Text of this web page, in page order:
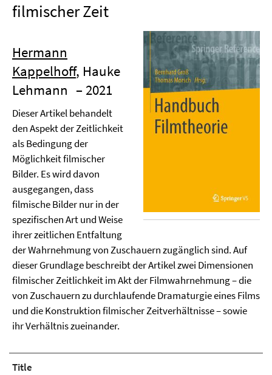
filmischer Zeit
Hermann
Kappelhoff, Hauke
Lehmann – 2021
Dieser Artikel behandelt
den Aspekt der Zeitlichkeit
als Bedingung der
Möglichkeit filmischer
Bilder. Es wird davon
ausgegangen, dass
filmische Bilder nur in der
spezifischen Art und Weise
ihrer zeitlichen Entfaltung
der Wahrnehmung von Zuschauern zugänglich sind. Auf
dieser Grundlage beschreibt der Artikel zwei Dimensionen
filmischer Zeitlichkeit im Akt der Filmwahrnehmung – die
von Zuschauern zu durchlaufende Dramaturgie eines Films
und die Konstruktion filmischer Zeitverhältnisse – sowie
ihr Verhältnis zueinander.
Title